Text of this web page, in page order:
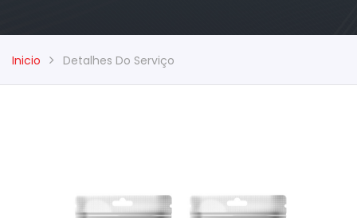
Inicio Detalhes Do Serviço